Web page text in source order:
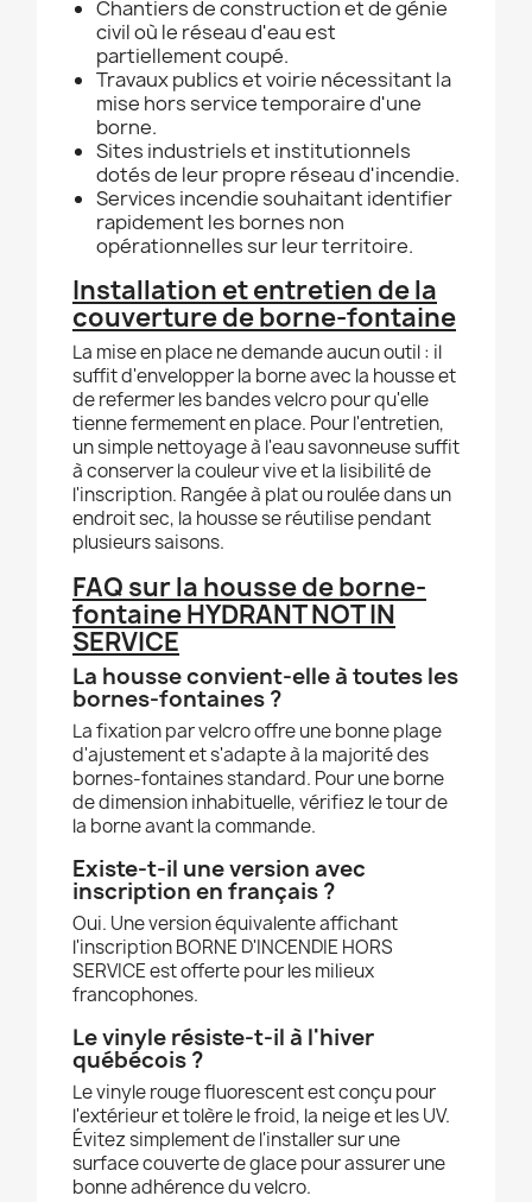
Chantiers de construction et de génie
civil où le réseau d'eau est
partiellement coupé.
Travaux publics et voirie nécessitant la
mise hors service temporaire d'une
borne.
Sites industriels et institutionnels
dotés de leur propre réseau d'incendie.
Services incendie souhaitant identifier
rapidement les bornes non
opérationnelles sur leur territoire.
Installation et entretien de la
couverture de borne-fontaine
La mise en place ne demande aucun outil : il
suffit d'envelopper la borne avec la housse et
de refermer les bandes velcro pour qu'elle
tienne fermement en place. Pour l'entretien,
un simple nettoyage à l'eau savonneuse suffit
à conserver la couleur vive et la lisibilité de
l'inscription. Rangée à plat ou roulée dans un
endroit sec, la housse se réutilise pendant
plusieurs saisons.
FAQ sur la housse de borne-
fontaine HYDRANT NOT IN
SERVICE
La housse convient-elle à toutes les
bornes-fontaines ?
La fixation par velcro offre une bonne plage
d'ajustement et s'adapte à la majorité des
bornes-fontaines standard. Pour une borne
de dimension inhabituelle, vérifiez le tour de
la borne avant la commande.
Existe-t-il une version avec
inscription en français ?
Oui. Une version équivalente affichant
l'inscription BORNE D'INCENDIE HORS
SERVICE est offerte pour les milieux
francophones.
Le vinyle résiste-t-il à l'hiver
québécois ?
Le vinyle rouge fluorescent est conçu pour
l'extérieur et tolère le froid, la neige et les UV.
Évitez simplement de l'installer sur une
surface couverte de glace pour assurer une
bonne adhérence du velcro.